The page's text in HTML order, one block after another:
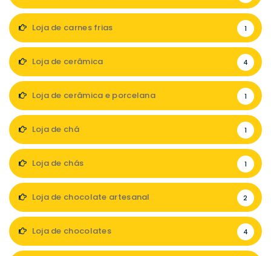
Loja de carnes frias 1
Loja de cerâmica 4
Loja de cerâmica e porcelana 1
Loja de chá 1
Loja de chás 1
Loja de chocolate artesanal 2
Loja de chocolates 4